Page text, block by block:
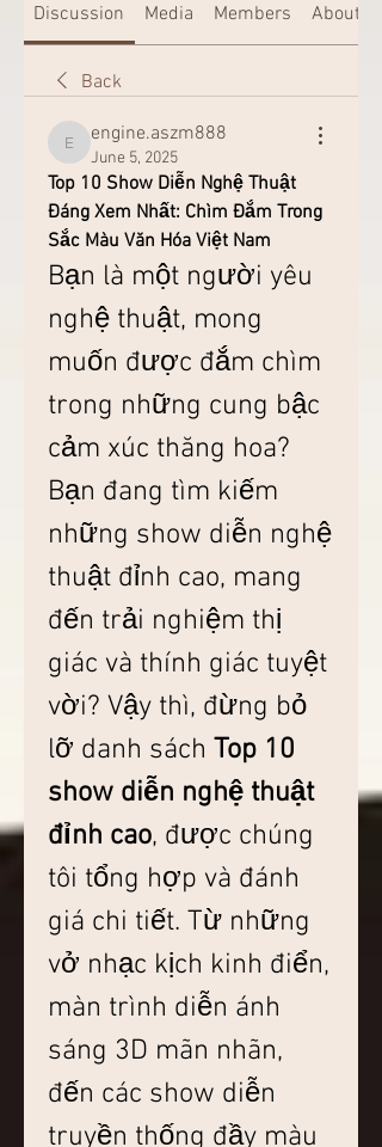
Discussion Media Members About
Back
engine.aszm888
engine.aszm888
June 5, 2025
Top 10 Show Diễn Nghệ Thuật
Đáng Xem Nhất: Chìm Đắm Trong
Sắc Màu Văn Hóa Việt Nam
Bạn là một người yêu
nghệ thuật, mong
muốn được đắm chìm
trong những cung bậc
cảm xúc thăng hoa?
Bạn đang tìm kiếm
những show diễn nghệ
thuật đỉnh cao, mang
đến trải nghiệm thị
giác và thính giác tuyệt
vời? Vậy thì, đừng bỏ
lỡ danh sách Top 10
show diễn nghệ thuật
đỉnh cao, được chúng
tôi tổng hợp và đánh
giá chi tiết. Từ những
vở nhạc kịch kinh điển,
màn trình diễn ánh
sáng 3D mãn nhãn,
đến các show diễn
truyền thống đầy màu